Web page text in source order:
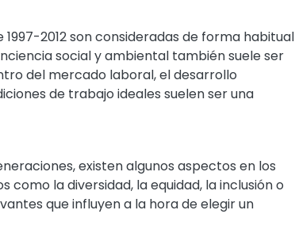
2012 son consideradas de forma habitual
social y ambiental también suele ser
del mercado laboral, el desarrollo
de trabajo ideales suelen ser una
existen algunos aspectos en los
como la diversidad, la equidad, la inclusión o
que influyen a la hora de elegir un